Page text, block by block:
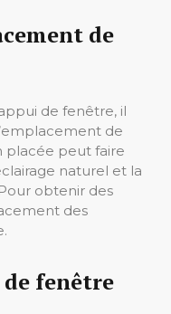
de
de fenêtre, il
de
placée peut faire
naturel et la
obtenir des
des
fenêtre